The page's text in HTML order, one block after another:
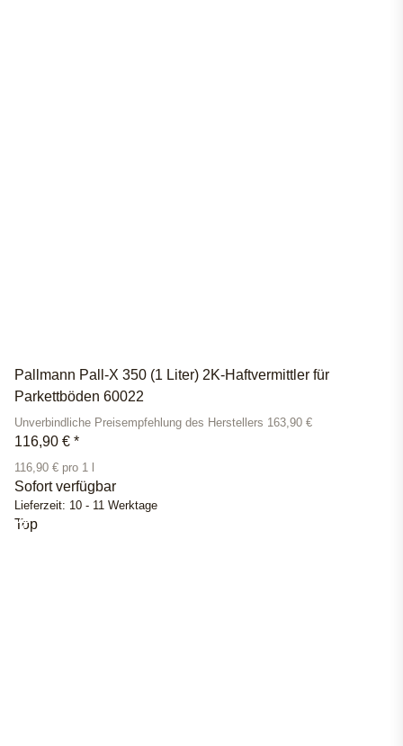
Pallmann Pall-X 350 (1 Liter) 2K-Haftvermittler für
Parkettböden 60022
Unverbindliche Preisempfehlung des Herstellers 163,90 €
116,90 € *
116,90 € pro 1 l
Sofort verfügbar
Lieferzeit: 10 - 11 Werktage
Top